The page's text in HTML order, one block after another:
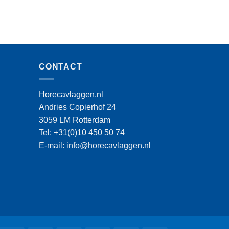
CONTACT
Horecavlaggen.nl
Andries Copierhof 24
3059 LM Rotterdam
Tel: +31(0)10 450 50 74
E-mail: info@horecavlaggen.nl